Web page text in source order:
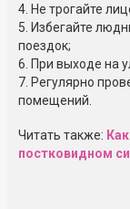
4. Не трогайте
5. Избегайте
поездок;
6. При выходе на
7. Регулярно
помещений.
Читать также:
постковидном